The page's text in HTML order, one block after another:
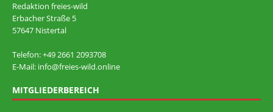
Redaktion freies-wild
Erbacher Straße 5
57647 Nistertal
Telefon: +49 ‭2661 2093708
E-Mail: info@freies-wild.online
MITGLIEDERBEREICH